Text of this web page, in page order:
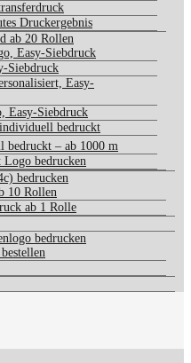
Druckergebnis
ab 20 Rollen
Easy-Siebdruck
Siebdruck
Easy-
Easy-Siebdruck
bedruckt
bedruckt – ab 1000 m
bedrucken
bedrucken
10 Rollen
ab 1 Rolle
bedrucken